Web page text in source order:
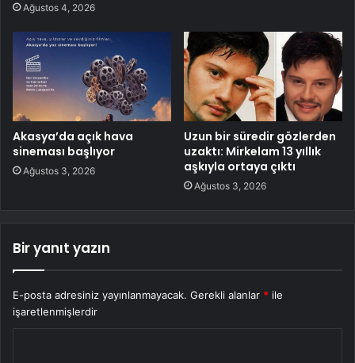
Ağustos 4, 2026
Akasya’da açık hava
sineması başlıyor
Ağustos 3, 2026
Uzun bir süredir gözlerden
uzaktı: Mirkelam 13 yıllık
aşkıyla ortaya çıktı
Ağustos 3, 2026
Bir yanıt yazın
E-posta adresiniz yayınlanmayacak. Gerekli alanlar * ile
işaretlenmişlerdir